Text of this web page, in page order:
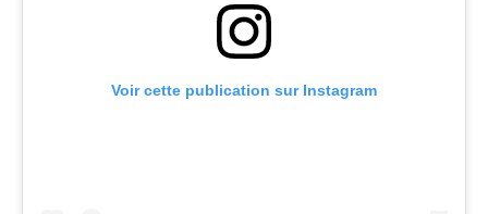
Voir cette publication sur Instagram